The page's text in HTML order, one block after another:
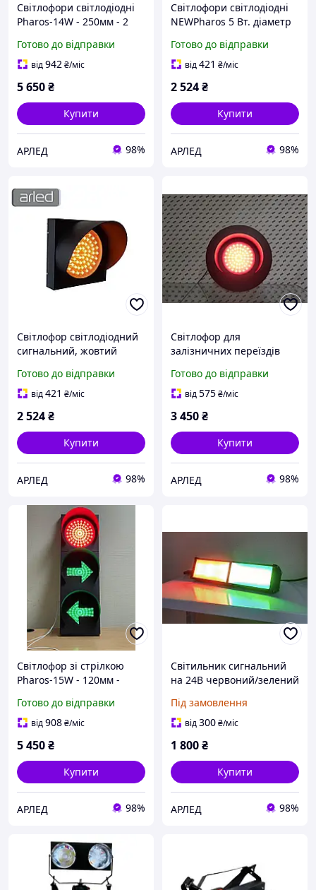
Світлофори світлодіодні
Pharos-14W - 250мм - 2
Готово до відправки
від942₴/міс
5 650₴
Купити
АРЛЕД 98%
Світлофори світлодіодні
NEWPharos 5 Вт. діаметр
транспортний,
миготливий
Готово до відправки
від421 ₴/міс
2 524₴
Купити
АРЛЕД 98%
Світлофор світлодіодний
сигнальний, жовтий
120мм/220В
Готово до відправки
від421 ₴/міс
2 524₴
Купити
АРЛЕД 98%
Світлофор для
залізничних переїздів
червоний
Готово до відправки
від575₴/міс
3 450₴
Купити
АРЛЕД 98%
Світлофор зі стрілкою
Pharos-15W - 120мм -
зелений
Готово до відправки
від908₴/міс
5 450₴
Купити
АРЛЕД 98%
Світильник сигнальний
на 24В червоний/зелений
Під замовлення
від300₴/міс
1 800₴
Купити
АРЛЕД 98%